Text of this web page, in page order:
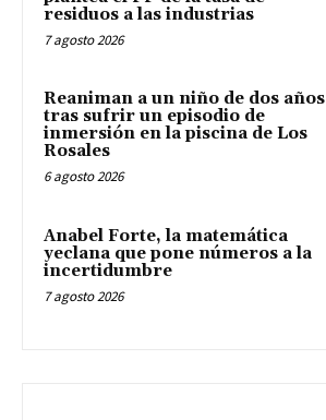
residuos a las industrias
7 agosto 2026
Reaniman a un niño de dos años
tras sufrir un episodio de
inmersión en la piscina de Los
Rosales
6 agosto 2026
Anabel Forte, la matemática
yeclana que pone números a la
incertidumbre
7 agosto 2026